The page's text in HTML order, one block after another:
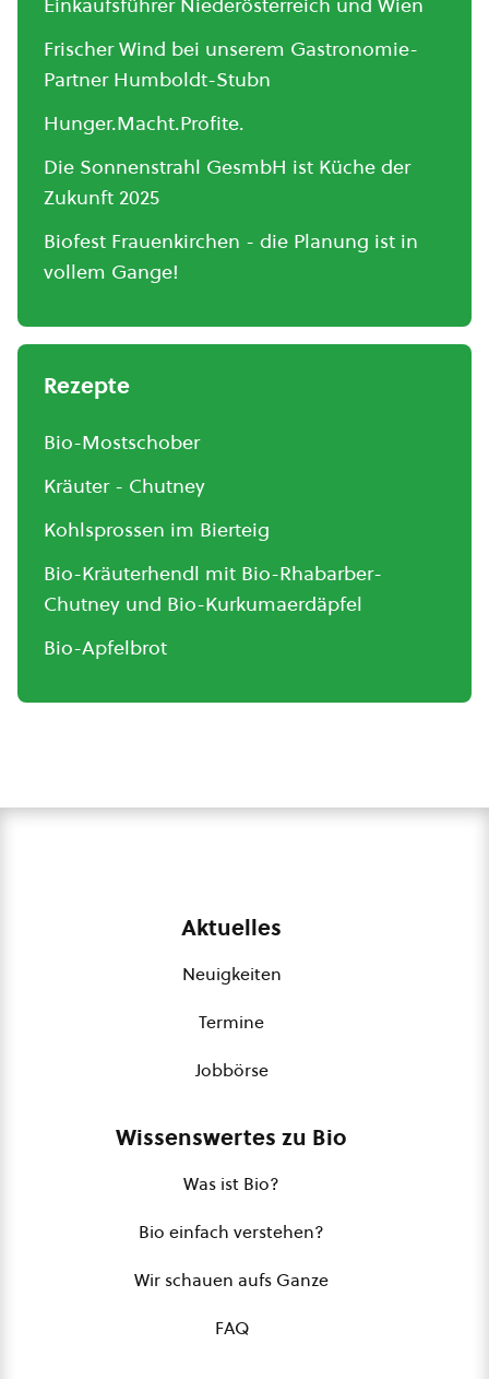
Frischer Wind bei unserem Gastronomie-
Partner Humboldt-Stubn
Hunger.Macht.Profite.
Die Sonnenstrahl GesmbH ist Küche der
Zukunft 2025
Biofest Frauenkirchen - die Planung ist in
vollem Gange!
Rezepte
Bio-Mostschober
Kräuter - Chutney
Kohlsprossen im Bierteig
Bio-Kräuterhendl mit Bio-Rhabarber-
Chutney und Bio-Kurkumaerdäpfel
Bio-Apfelbrot
Aktuelles
Neuigkeiten
Termine
Jobbörse
Wissenswertes zu Bio
Was ist Bio?
Bio einfach verstehen?
Wir schauen aufs Ganze
FAQ